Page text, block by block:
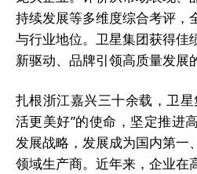
持续发展等多维度综合考评，
与行业地位。卫星集团获得佳
新驱动、品牌引领高质量发展
扎根浙江嘉兴三十余载，卫
活更美好”的使命，坚定推进
发展战略，发展成为国内第一
领域生产商。近年来，企业在